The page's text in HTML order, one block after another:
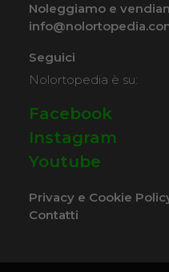
Noleggiamo e
Seguici
Nolortopedia è su:
Facebook
Instagram
Youtube
Privacy e Cookie
Contatti